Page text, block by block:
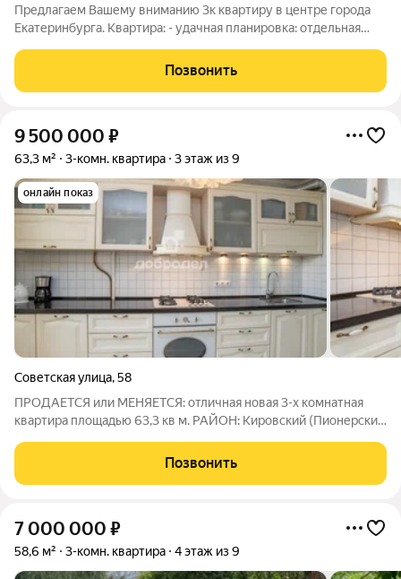
Предлагаем Вашему вниманию 3к квартиру в центре города
Екатеринбурга. Квартира: - удачная планировка: отдельная
раздельный санузел, кладовая; - светлая квартира - полы -
паркет, стены-обои, в ванной -
Позвонить
9 500 000 ₽
63,3 м² 3-комн. квартира 3 этаж из 9
онлайн показ
Советская улица,58
ПРОДАЕТСЯ или МЕНЯЕТСЯ: отличная новая 3-х комнатная
квартира площадью 63,3 кв м. РАЙОН: Кировский (Пионерский
спортивный корт, фитнес площадка. ДОМ: 1982 года
постройки, в любое время года в
Позвонить
7 000 000 ₽
58,6 м² 3-комн. квартира 4 этаж из 9